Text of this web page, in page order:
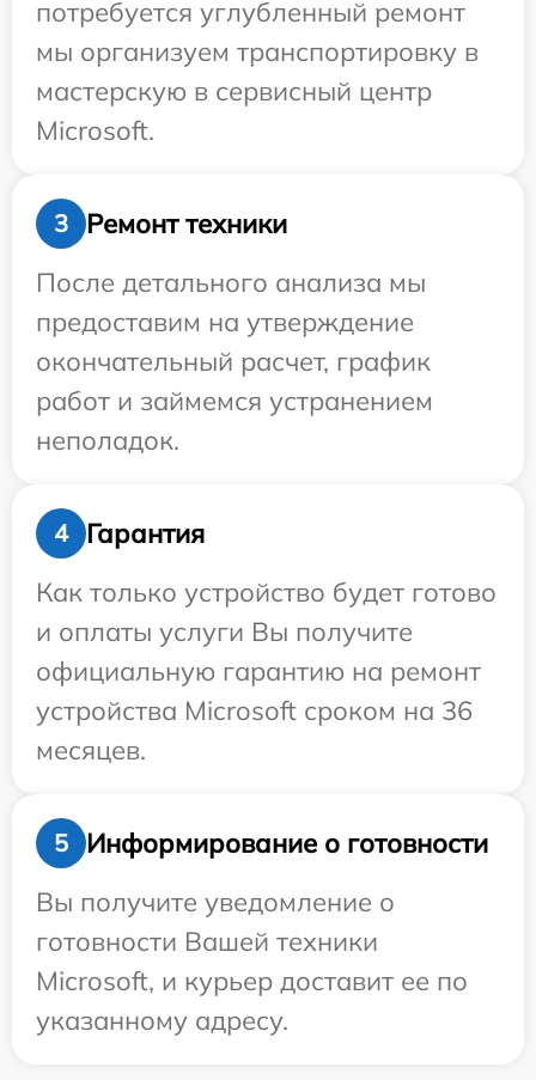
потребуется углубленный ремонт
мы организуем транспортировку в
мастерскую в сервисный центр
Microsoft.
3
Ремонт техники
После детального анализа мы
предоставим на утверждение
окончательный расчет, график
работ и займемся устранением
неполадок.
4
Гарантия
Как только устройство будет готово
и оплаты услуги Вы получите
официальную гарантию на ремонт
устройства Microsoft сроком на 36
месяцев.
5
Информирование о готовности
Вы получите уведомление о
готовности Вашей техники
Microsoft, и курьер доставит ее по
указанному адресу.